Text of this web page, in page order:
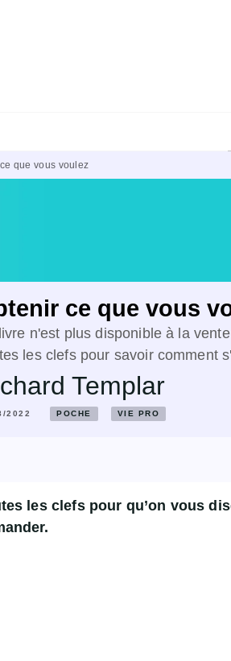
que vous voulez
ce que vous
n'est plus disponible à la vente
les clefs pour savoir comment
Templar
2022 POCHE VIE PRO
les clefs pour qu’on vous